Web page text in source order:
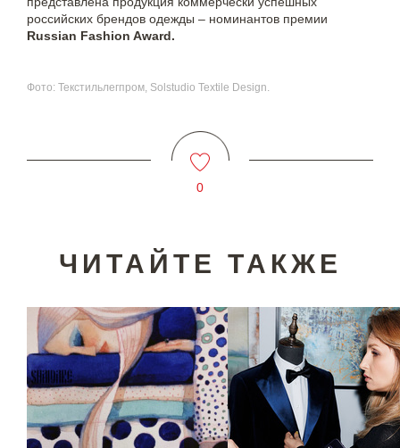
российских брендов одежды – номинантов премии
Russian Fashion Award.
Фото: Текстильлегпром, Solstudio Textile Design.
0
ЧИТАЙТЕ ТАКЖЕ